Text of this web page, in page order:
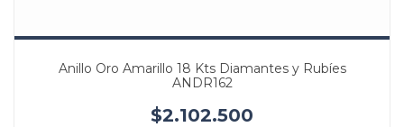
Anillo Oro Amarillo 18 Kts Diamantes y Rubíes
ANDR162
$2.102.500